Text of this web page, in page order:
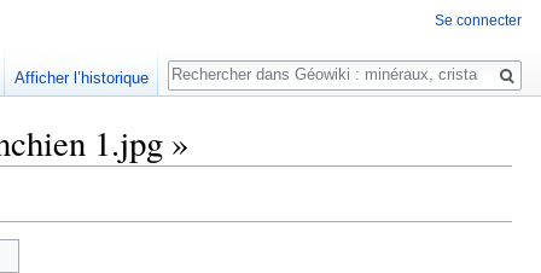
1.jpg »
Se connecter
Afficher l’historique
Rechercher